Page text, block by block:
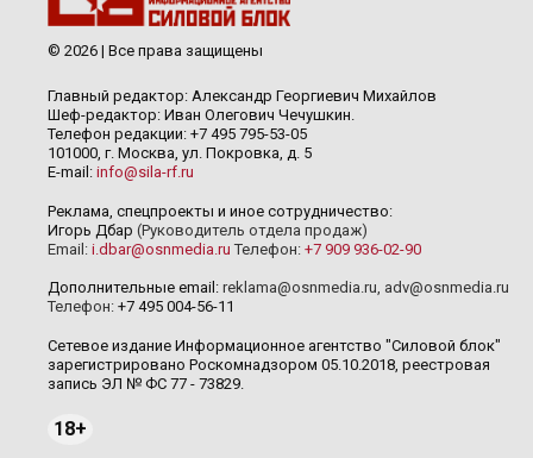
© 2026 | Все права защищены
Главный редактор: Александр Георгиевич Михайлов
Шеф-редактор: Иван Олегович Чечушкин.
Телефон редакции: +7 495 795-53-05
101000, г. Москва, ул. Покровка, д. 5
E-mail: info@sila-rf.ru
Реклама, спецпроекты и иное сотрудничество:
Игорь Дбар (Руководитель отдела продаж)
Email: i.dbar@osnmedia.ru Телефон: +7 909 936-02-90
Дополнительные email: reklama@osnmedia.ru, adv@osnmedia.ru
Телефон: +7 495 004-56-11
Сетевое издание Информационное агентство "Силовой блок"
зарегистрировано Роскомнадзором 05.10.2018, реестровая
запись ЭЛ № ФС 77 - 73829.
18+